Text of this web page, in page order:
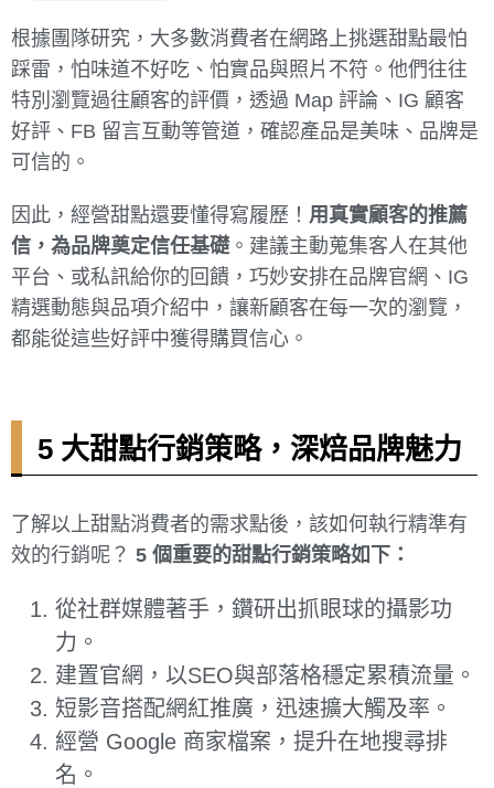
根據團隊研究，大多數消費者在網路上挑選甜點最怕
踩雷，怕味道不好吃、怕實品與照片不符。他們往往
特別瀏覽過往顧客的評價，透過 Map 評論、IG 顧客
好評、FB 留言互動等管道，確認產品是美味、品牌是
可信的。
因此，經營甜點還要懂得寫履歷！ 用真實顧客的推薦
信，為品牌奠定信任基礎 。建議主動蒐集客人在其他
平台、或私訊給你的回饋，巧妙安排在品牌官網、IG
精選動態與品項介紹中，讓新顧客在每一次的瀏覽，
都能從這些好評中獲得購買信心。
5 大甜點行銷策略，深焙品牌魅力
了解以上甜點消費者的需求點後，該如何執行精準有
效的行銷呢？ 5 個重要的甜點行銷策略如下：
從社群媒體著手，鑽研出抓眼球的攝影功
力。
建置官網，以SEO與部落格穩定累積流量。
短影音搭配網紅推廣，迅速擴大觸及率。
經營 Google 商家檔案，提升在地搜尋排
名。